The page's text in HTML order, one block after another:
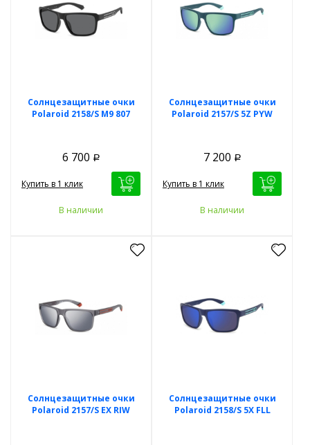
Солнцезащитные очки
Polaroid 2158/S M9 807
6 700 Р
Купить в 1 клик
В наличии
Солнцезащитные очки
Polaroid 2157/S 5Z PYW
7 200 Р
Купить в 1 клик
В наличии
Солнцезащитные очки
Polaroid 2157/S EX RIW
Солнцезащитные очки
Polaroid 2158/S 5X FLL